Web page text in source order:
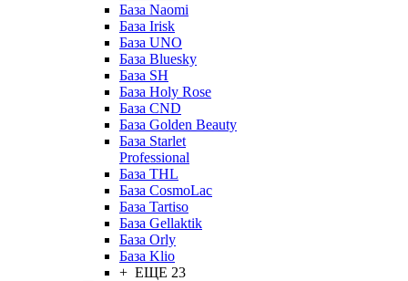
База Naomi
База Irisk
База UNO
База Bluesky
База SH
База Holy Rose
База CND
База Golden Beauty
База Starlet
Professional
База THL
База CosmoLac
База Tartiso
База Gellaktik
База Orly
База Klio
+ ЕЩЕ 23